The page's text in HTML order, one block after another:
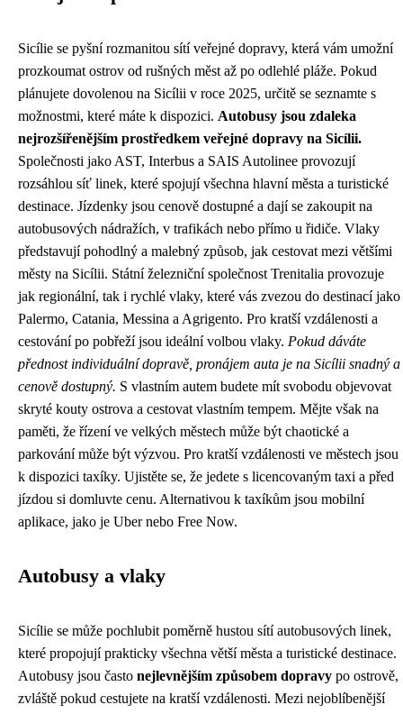
Sicílie se pyšní rozmanitou sítí veřejné dopravy, která vám umožní
prozkoumat ostrov od rušných měst až po odlehlé pláže. Pokud
plánujete dovolenou na Sicílii v roce 2025, určitě se seznamte s
možnostmi, které máte k dispozici. Autobusy jsou zdaleka
nejrozšířenějším prostředkem veřejné dopravy na Sicílii.
Společnosti jako AST, Interbus a SAIS Autolinee provozují
rozsáhlou síť linek, které spojují všechna hlavní města a turistické
destinace. Jízdenky jsou cenově dostupné a dají se zakoupit na
autobusových nádražích, v trafikách nebo přímo u řidiče. Vlaky
představují pohodlný a malebný způsob, jak cestovat mezi většími
městy na Sicílii. Státní železniční společnost Trenitalia provozuje
jak regionální, tak i rychlé vlaky, které vás zvezou do destinací jako
Palermo, Catania, Messina a Agrigento. Pro kratší vzdálenosti a
cestování po pobřeží jsou ideální volbou vlaky. Pokud dáváte
přednost individuální dopravě, pronájem auta je na Sicílii snadný a
cenově dostupný. S vlastním autem budete mít svobodu objevovat
skryté kouty ostrova a cestovat vlastním tempem. Mějte však na
paměti, že řízení ve velkých městech může být chaotické a
parkování může být výzvou. Pro kratší vzdálenosti ve městech jsou
k dispozici taxíky. Ujistěte se, že jedete s licencovaným taxi a před
jízdou si domluvte cenu. Alternativou k taxíkům jsou mobilní
aplikace, jako je Uber nebo Free Now.
Autobusy a vlaky
Sicílie se může pochlubit poměrně hustou sítí autobusových linek,
které propojují prakticky všechna větší města a turistické destinace.
Autobusy jsou často nejlevnějším způsobem dopravy po ostrově,
zvláště pokud cestujete na kratší vzdálenosti. Mezi nejoblíbenější